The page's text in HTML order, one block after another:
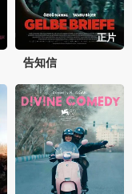
正片
告知信